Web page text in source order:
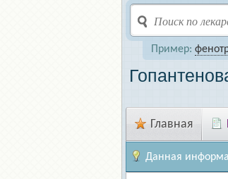
Пример:
Главная
Данная